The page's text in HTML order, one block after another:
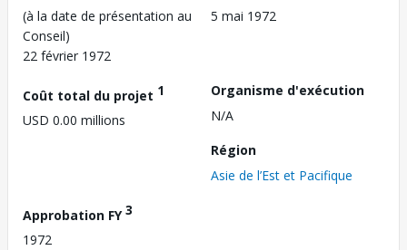
(à la date de présentation au
Conseil)
22 février 1972
5 mai 1972
Coût total du projet 1
USD 0.00 millions
Organisme d'exécution
N/A
Région
Asie de l’Est et Pacifique
Approbation FY3
1972